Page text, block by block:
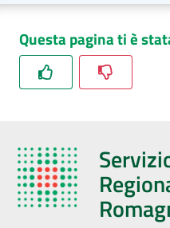
Questa pagina ti è